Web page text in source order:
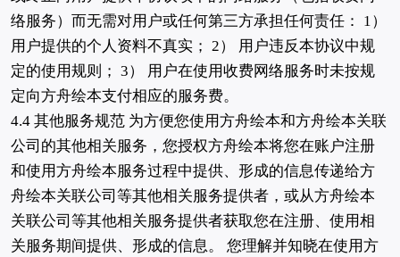
络服务）而无需对用户或任何第三方承担任何责任： 1）
用户提供的个人资料不真实； 2） 用户违反本协议中规
定的使用规则； 3） 用户在使用收费网络服务时未按规
定向方舟绘本支付相应的服务费。
4.4 其他服务规范 为方便您使用方舟绘本和方舟绘本关联
公司的其他相关服务，您授权方舟绘本将您在账户注册
和使用方舟绘本服务过程中提供、形成的信息传递给方
舟绘本关联公司等其他相关服务提供者，或从方舟绘本
关联公司等其他相关服务提供者获取您在注册、使用相
关服务期间提供、形成的信息。 您理解并知晓在使用方